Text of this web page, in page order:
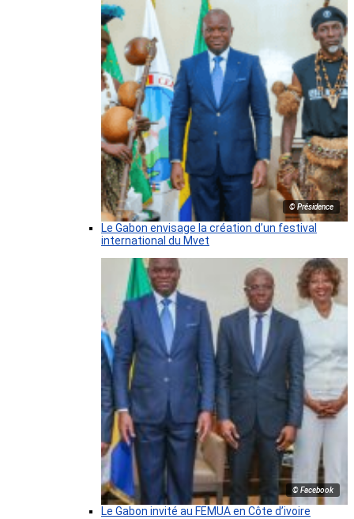
© Présidence
Le Gabon envisage la création d’un festival
international du Mvet
© Facebook
Le Gabon invité au FEMUA en Côte d’ivoire